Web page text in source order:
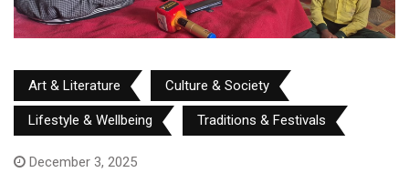
Art & Literature Culture & Society
Lifestyle & Wellbeing Traditions & Festivals
December 3, 2025